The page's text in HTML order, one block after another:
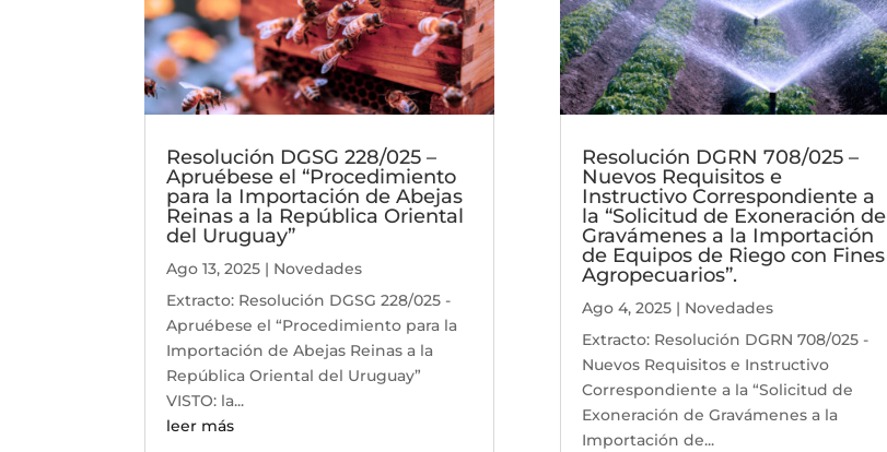
Resolución DGSG 228/025 –
Apruébese el “Procedimiento
para la Importación de Abejas
Reinas a la República Oriental
del Uruguay”
Ago 13, 2025 | Novedades
Extracto: Resolución DGSG 228/025 -
Apruébese el “Procedimiento para la
Importación de Abejas Reinas a la
República Oriental del Uruguay”
VISTO: la...
leer más
Resolución DGRN 708/025 –
Nuevos Requisitos e
Instructivo Correspondiente a
la “Solicitud de Exoneración de
Gravámenes a la Importación
de Equipos de Riego con Fines
Agropecuarios”.
Ago 4, 2025| Novedades
Extracto: Resolución DGRN 708/025 -
Nuevos Requisitos e Instructivo
Correspondiente a la “Solicitud de
Exoneración de Gravámenes a la
Importación de...